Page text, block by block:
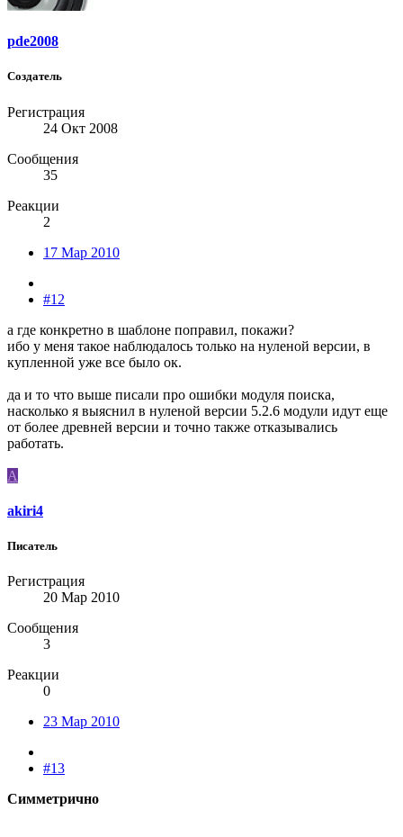
pde2008
Создатель
Регистрация
24 Окт 2008
Сообщения
35
Реакции
2
17 Мар 2010
#12
а где конкретно в шаблоне поправил, покажи?
ибо у меня такое наблюдалось только на нуленой версии, в
купленной уже все было ок.
да и то что выше писали про ошибки модуля поиска,
насколько я выяснил в нуленой версии 5.2.6 модули идут еще
от более древней версии и точно также отказывались
работать.
A
akiri4
Писатель
Регистрация
20 Мар 2010
Сообщения
3
Реакции
0
23 Мар 2010
#13
Симметрично